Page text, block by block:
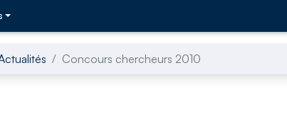
Concours chercheurs 2010